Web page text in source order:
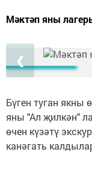
Мәктәп яны
❮
Бүген туган якны
яны "Ал җилкән"
өчен күзәтү
канәгать